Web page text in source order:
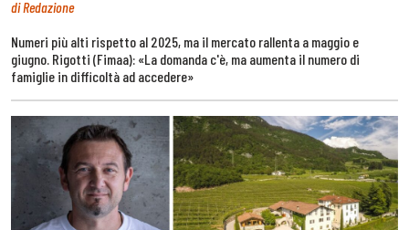
di Redazione
Numeri più alti rispetto al 2025, ma il mercato rallenta a maggio e
giugno. Rigotti (Fimaa): «La domanda c'è, ma aumenta il numero di
famiglie in difficoltà ad accedere»